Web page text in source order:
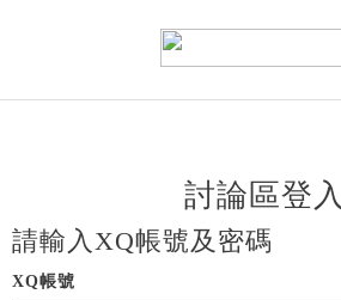
討論區登入
請輸入XQ帳號及密碼
XQ帳號